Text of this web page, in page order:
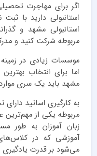
اگر برای مهاجرت
استانبولی دارید با
استانبولی مشهد و
مربوطه شرکت کنید و
موسسات زیادی در
اما برای انتخاب
مشهد باید یک سری
به کارگیری اساتید
مربوطه یکی از مهم‌ترین
زبان آموزان به طور
آموزشی که در
می‌شود بر قدرت یادگیری